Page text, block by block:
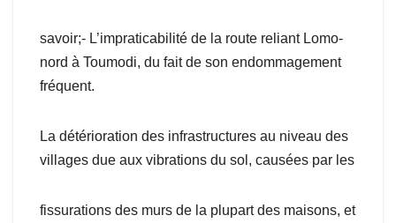
savoir;- L’impraticabilité de la route reliant Lomo-
nord à Toumodi, du fait de son endommagement
fréquent.
La détérioration des infrastructures au niveau des
villages due aux vibrations du sol, causées par les
fissurations des murs de la plupart des maisons, et